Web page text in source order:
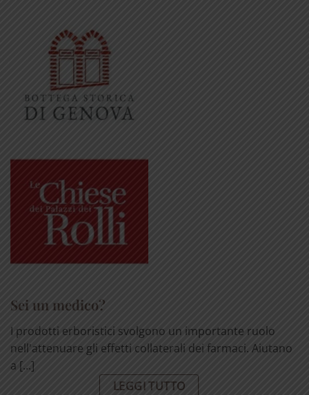
Sei un medico?
I prodotti erboristici svolgono un importante ruolo
nell'attenuare gli effetti collaterali dei farmaci. Aiutano
a [...]
LEGGI TUTTO